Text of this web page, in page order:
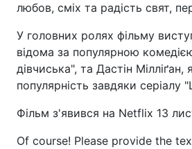
любов, сміх та радість свят,
У головних ролях фільму
відома за популярною
дівчиська", та Дастін Мілліґан,
популярність завдяки серіалу
Фільм з'явився на Netflix 13
Of course! Please provide the